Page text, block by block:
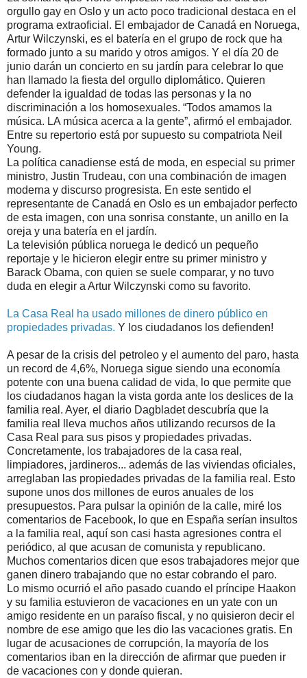
orgullo gay en Oslo y un acto poco tradicional destaca en el
programa extraoficial. El embajador de Canadá en Noruega,
Artur Wilczynski, es el batería en el grupo de rock que ha
formado junto a su marido y otros amigos. Y el día 20 de
junio darán un concierto en su jardín para celebrar lo que
han llamado la fiesta del orgullo diplomático. Quieren
defender la igualdad de todas las personas y la no
discriminación a los homosexuales. “Todos amamos la
música. LA música acerca a la gente”, afirmó el embajador.
Entre su repertorio está por supuesto su compatriota Neil
Young.
La política canadiense está de moda, en especial su primer
ministro, Justin Trudeau, con una combinación de imagen
moderna y discurso progresista. En este sentido el
representante de Canadá en Oslo es un embajador perfecto
de esta imagen, con una sonrisa constante, un anillo en la
oreja y una batería en el jardín.
La televisión pública noruega le dedicó un pequeño
reportaje y le hicieron elegir entre su primer ministro y
Barack Obama, con quien se suele comparar, y no tuvo
duda en elegir a Artur Wilczynski como su favorito.
La Casa Real ha usado millones de dinero público en
propiedades privadas. Y los ciudadanos los defienden!
A pesar de la crisis del petroleo y el aumento del paro, hasta
un record de 4,6%, Noruega sigue siendo una economía
potente con una buena calidad de vida, lo que permite que
los ciudadanos hagan la vista gorda ante los deslices de la
familia real. Ayer, el diario Dagbladet descubría que la
familia real lleva muchos años utilizando recursos de la
Casa Real para sus pisos y propiedades privadas.
Concretamente, los trabajadores de la casa real,
limpiadores, jardineros... además de las viviendas oficiales,
arreglaban las propiedades privadas de la familia real. Esto
supone unos dos millones de euros anuales de los
presupuestos. Para pulsar la opinión de la calle, miré los
comentarios de Facebook, lo que en España serían insultos
a la familia real, aquí son casi hasta agresiones contra el
periódico, al que acusan de comunista y republicano.
Muchos comentarios dicen que esos trabajadores mejor que
ganen dinero trabajando que no estar cobrando el paro.
Lo mismo ocurrió el año pasado cuando el príncipe Haakon
y su familia estuvieron de vacaciones en un yate con un
amigo residente en un paraíso fiscal, y no quisieron decir el
nombre de ese amigo que les dio las vacaciones gratis. En
lugar de acusaciones de corrupción, la mayoría de los
comentarios iban en la dirección de afirmar que pueden ir
de vacaciones con y donde quieran.